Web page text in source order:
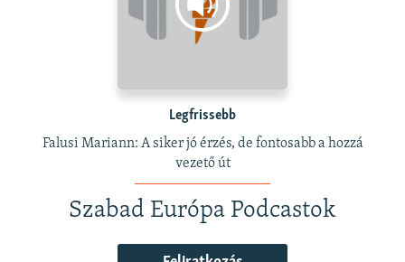
Legfrissebb
Falusi Mariann: A siker jó érzés, de fontosabb a hozzá
vezető út
Szabad Európa Podcastok